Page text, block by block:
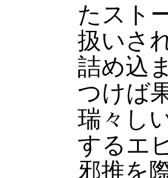
たスト
扱いさ
詰め込
つけば
瑞々し
するエ
邪推を